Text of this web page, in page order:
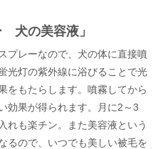
犬の美容液」
プレーなので、犬の体に直接噴
光灯の紫外線に浴びることで光
をもたらします。噴霧してから
効果が得られます。月に2～3
れも楽チン。また美容液という
るので、いつでも美しい被毛を